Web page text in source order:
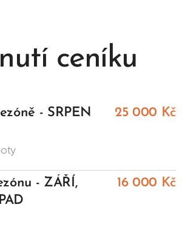
ceníku
- SRPEN
25 000 Kč
- ZÁŘÍ,
16 000 Kč